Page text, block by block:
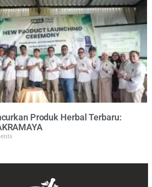
Produk Herbal Terbaru: